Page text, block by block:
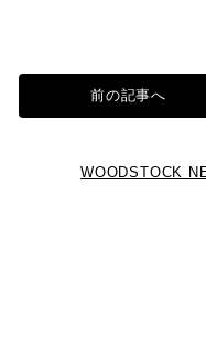
前の記事へ
WOODSTOCK